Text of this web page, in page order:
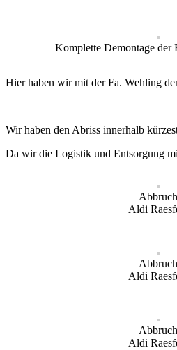
Komplette Demontage der
Hier haben wir mit der Fa. Wehling
Wir haben den Abriss innerhalb
Da wir die Logistik und Entsorgung
Abbruch
Aldi
Abbruch
Aldi
Abbruch
Aldi